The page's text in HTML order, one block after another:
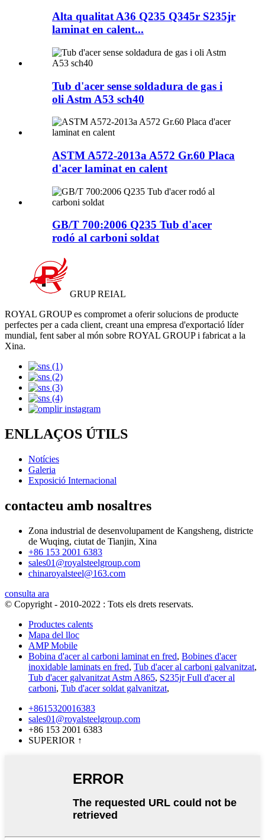
Alta qualitat A36 Q235 Q345r S235jr
laminat en calent...
Tub d'acer sense soldadura de gas i
oli Astm A53 sch40
ASTM A572-2013a A572 Gr.60 Placa
d'acer laminat en calent
GB/T 700:2006 Q235 Tub d'acer
rodó al carboni soldat
GRUP REIAL
ROYAL GROUP es compromet a oferir solucions de producte
perfectes per a cada client, creant una empresa d'exportació líder
mundial, fent saber al món sobre ROYAL GROUP i fabricat a la
Xina.
ENLLAÇOS ÚTILS
Notícies
Galeria
Exposició Internacional
contacteu amb nosaltres
Zona industrial de desenvolupament de Kangsheng, districte
de Wuqing, ciutat de Tianjin, Xina
+86 153 2001 6383
sales01@royalsteelgroup.com
chinaroyalsteel@163.com
consulta ara
© Copyright - 2010-2022 : Tots els drets reservats.
Productes calents
Mapa del lloc
AMP Mobile
Bobina d'acer al carboni laminat en fred, Bobines d'acer
inoxidable laminats en fred, Tub d'acer al carboni galvanitzat,
Tub d'acer galvanitzat Astm A865, S235jr Full d'acer al
carboni, Tub d'acer soldat galvanitzat,
+8615320016383
sales01@royalsteelgroup.com
+86 153 2001 6383
SUPERIOR ↑